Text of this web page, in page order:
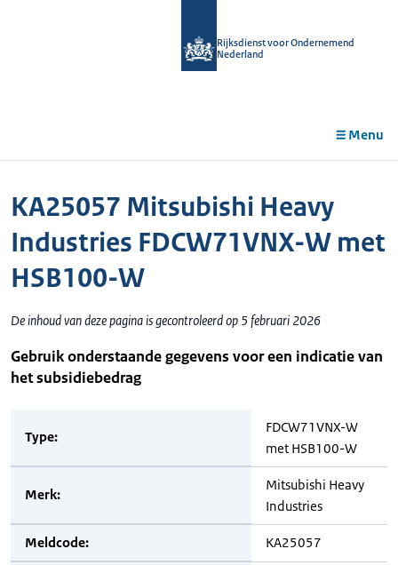
Rijksdienst voor Ondernemend
Nederland
Menu
KA25057 Mitsubishi Heavy
Industries FDCW71VNX-W met
HSB100-W
De inhoud van deze pagina is gecontroleerd op 5 februari 2026
Gebruik onderstaande gegevens voor een indicatie van
het subsidiebedrag
Type:
FDCW71VNX-W
met HSB100-W
Merk:
Mitsubishi Heavy
Industries
Meldcode: KA25057